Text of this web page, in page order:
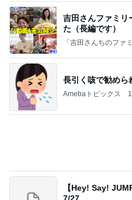
吉田さんファミリ
た（長編です）
「吉田さんちのファ
長引く咳で勧めら
Amebaトピックス
【Hey! Say!
7/27